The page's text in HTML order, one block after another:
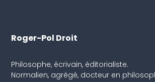
Roger-Pol Droit
Philosophe, écrivain, éditorialiste.
Normalien, agrégé, docteur en